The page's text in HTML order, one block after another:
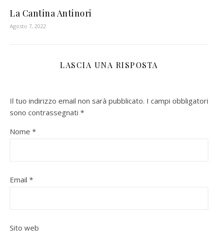
La Cantina Antinori
Agosto 7, 2022
LASCIA UNA RISPOSTA
Il tuo indirizzo email non sarà pubblicato. I campi obbligatori
sono contrassegnati *
Nome *
Email *
Sito web